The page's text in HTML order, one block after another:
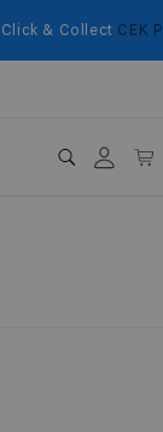
& Collect CEK
Login